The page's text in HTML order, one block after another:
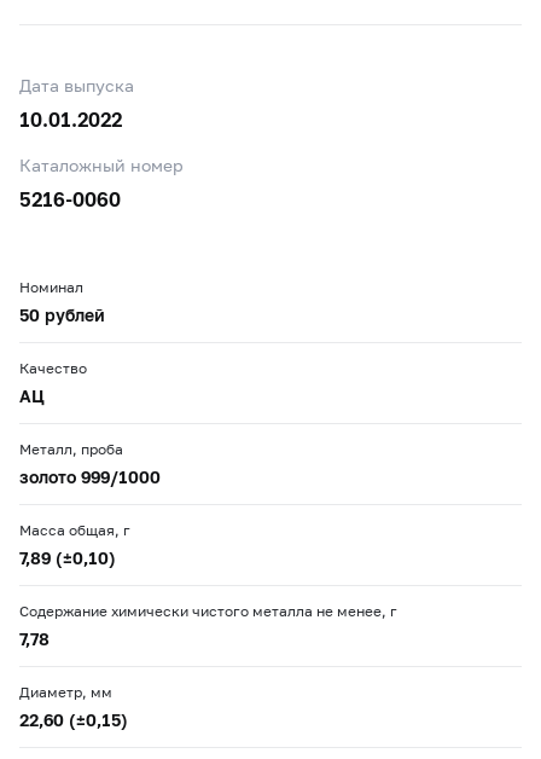
Дата выпуска
10.01.2022
Каталожный номер
5216-0060
Номинал
50 рублей
Качество
АЦ
Металл, проба
золото 999/1000
Масса общая, г
7,89 (±0,10)
Содержание химически чистого металла не менее, г
7,78
Диаметр, мм
22,60 (±0,15)